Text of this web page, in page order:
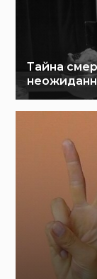
Тайна